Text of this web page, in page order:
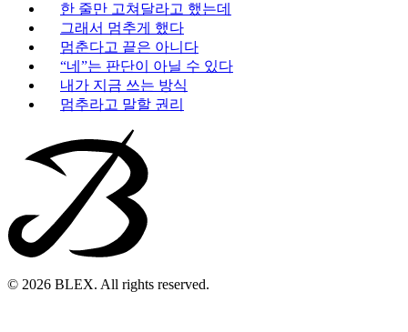
한 줄만 고쳐달라고 했는데
그래서 멈추게 했다
멈춘다고 끝은 아니다
“네”는 판단이 아닐 수 있다
내가 지금 쓰는 방식
멈추라고 말할 권리
© 2026 BLEX. All rights reserved.